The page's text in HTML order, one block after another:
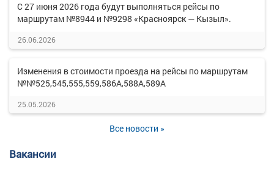
С 27 июня 2026 года будут выполняться рейсы по
маршрутам №8944 и №9298 «Красноярск — Кызыл».
26.06.2026
Изменения в стоимости проезда на рейсы по маршрутам
№№525,545,555,559,586А,588А,589А
25.05.2026
Все новости »
Вакансии